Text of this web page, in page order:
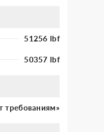
51256 lbf
50357 lbf
требованиям»